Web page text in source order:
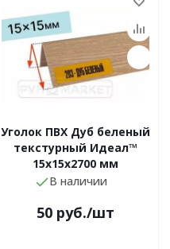
Уголок ПВХ Дуб беленый
текстурный Идеал™
15x15х2700 мм
В наличии
50 руб./шт